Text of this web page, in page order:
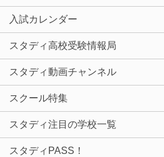
入試カレンダー
スタディ高校受験情報局
スタディ動画チャンネル
スクール特集
スタディ注目の学校一覧
スタディPASS！